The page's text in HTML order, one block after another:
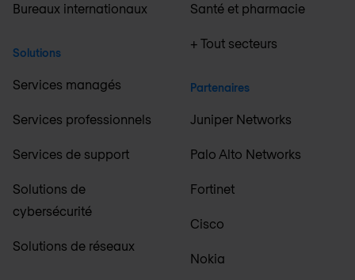
Bureaux internationaux
Solutions
Services managés
Services professionnels
Services de support
Solutions de
cybersécurité
Solutions de réseaux
Santé et pharmacie
+ Tout secteurs
Partenaires
Juniper Networks
Palo Alto Networks
Fortinet
Cisco
Nokia